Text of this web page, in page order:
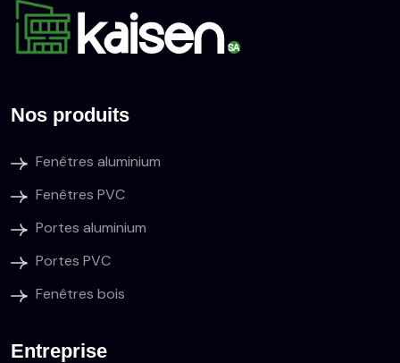
Nos produits
Fenêtres aluminium
Fenêtres PVC
Portes aluminium
Portes PVC
Fenêtres bois
Entreprise